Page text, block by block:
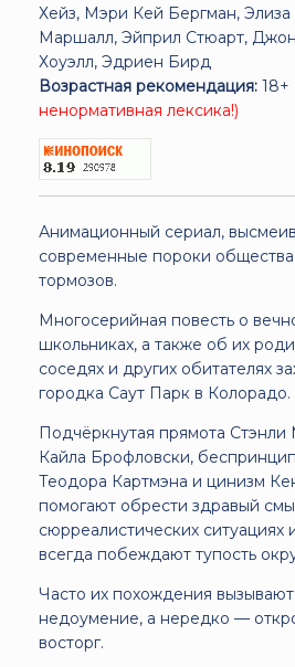
Хейз, Мэри Кей Бергман,
Маршалл, Эйприл Стюарт,
Хоуэлл, Эдриен Бирд
Возрастная рекомендация: 18+
ненормативная лексика!)
Анимационный сериал,
современные пороки
тормозов.
Многосерийная повесть о
школьниках, а также об их
соседях и других обитателях
городка Саут Парк в Колорадо.
Подчёркнутая прямота
Кайла Брофловски,
Теодора Картмэна и цинизм
помогают обрести здравый
сюрреалистических ситуациях
всегда побеждают тупость
Часто их похождения
недоумение, а нередко —
восторг.